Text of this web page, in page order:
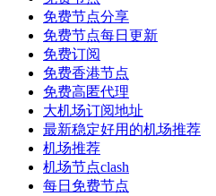
免费节点分享
免费节点每日更新
免费订阅
免费香港节点
免费高匿代理
大机场订阅地址
最新稳定好用的机场推荐
机场推荐
机场节点clash
每日免费节点